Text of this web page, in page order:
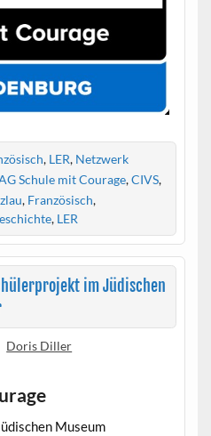
, LER, Netzwerk
Schule mit Courage,CIVS,
, Französisch,
, LER
im Jüdischen
Doris Diller
Museum